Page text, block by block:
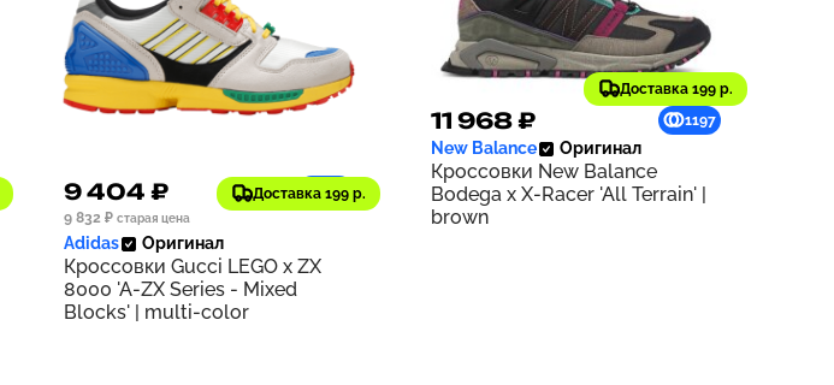
Доставка 199 р.
9 404 ₽
940
9 832 ₽ старая цена
Adidas Оригинал
Кроссовки Gucci LEGO x ZX
8000 'A-ZX Series - Mixed
Blocks' | multi-color
Доставка 199 р.
11 968 ₽ 1197
New Balance Оригинал
Кроссовки New Balance
Bodega x X-Racer 'All Terrain' |
brown